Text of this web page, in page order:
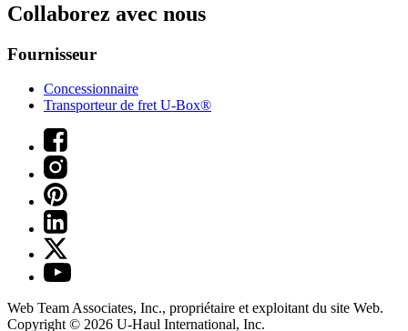
Collaborez avec nous
Fournisseur
Concessionnaire
Transporteur de fret U-Box®
Web Team Associates, Inc., propriétaire et exploitant du site Web.
Copyright © 2026 U-Haul International, Inc.